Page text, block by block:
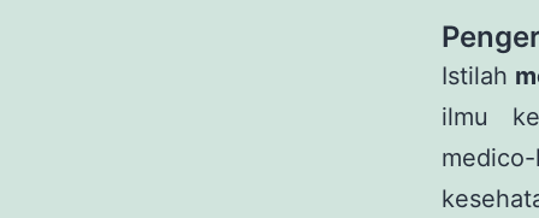
Istilah
ilmu